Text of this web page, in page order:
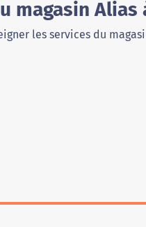
magasin Alias
les services du